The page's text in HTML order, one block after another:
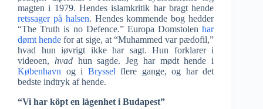
magten i 1979. Hendes islamkritik har bragt hende
retssager på halsen. Hendes kommende bog hedder
“The Truth is no Defence.” Europa Domstolenhar
dømt hende for at sige, at “Muhammed var pædofil,”
hvad hun iøvrigt ikke har sagt. Hun forklarer i
videoen, hvadhun sagde. Jeg har mødt hende i
København og i Bryssel flere gange, og har det
bedste indtryk af hende.
“Vi har köpt en lägenhet i Budapest”